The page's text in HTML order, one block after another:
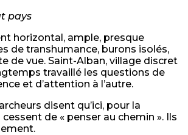
pays
horizontal, ample, presque
de transhumance, burons isolés,
de vue. Saint-Alban, village discret
travaillé les questions de
et d’attention à l’autre.
disent qu’ici, pour la
de « penser au chemin ». Ils